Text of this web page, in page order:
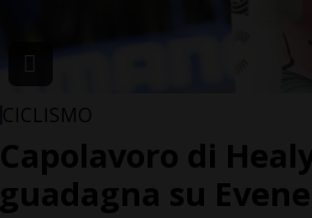
CICLISMO
Capolavoro di
guadagna su